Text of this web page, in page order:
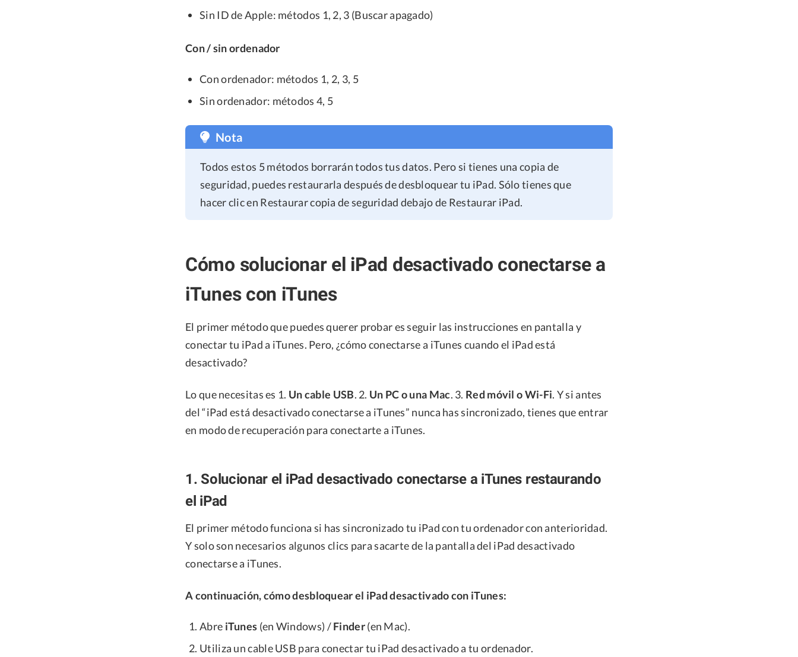
Sin ID de Apple: métodos 1, 2, 3 (Buscar apagado)
Con / sin ordenador
Con ordenador: métodos 1, 2, 3, 5
Sin ordenador: métodos 4, 5
Nota
Todos estos 5 métodos borrarán todos tus datos. Pero si tienes una copia de
seguridad, puedes restaurarla después de desbloquear tu iPad. Sólo tienes que
hacer clic en Restaurar copia de seguridad debajo de Restaurar iPad.
Cómo solucionar el iPad desactivado conectarse a
iTunes con iTunes
El primer método que puedes querer probar es seguir las instrucciones en pantalla y
conectar tu iPad a iTunes. Pero, ¿cómo conectarse a iTunes cuando el iPad está
desactivado?
Lo que necesitas es 1. Un cable USB. 2. Un PC o una Mac. 3. Red móvil o Wi-Fi. Y si antes
del “iPad está desactivado conectarse a iTunes” nunca has sincronizado, tienes que entrar
en modo de recuperación para conectarte a iTunes.
1. Solucionar el iPad desactivado conectarse a iTunes restaurando
el iPad
El primer método funciona si has sincronizado tu iPad con tu ordenador con anterioridad.
Y solo son necesarios algunos clics para sacarte de la pantalla del iPad desactivado
conectarse a iTunes.
A continuación, cómo desbloquear el iPad desactivado con iTunes:
Abre iTunes (en Windows) /Finder(en Mac).
Utiliza un cable USB para conectar tu iPad desactivado a tu ordenador.